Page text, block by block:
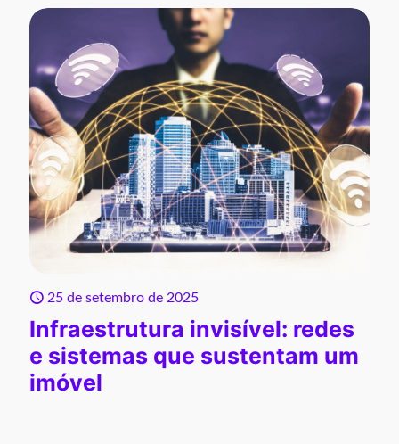
25 de setembro de 2025
Infraestrutura invisível: redes
e sistemas que sustentam um
imóvel